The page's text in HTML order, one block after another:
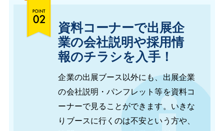
資料コーナーで出展企
業の会社説明や採用情
報のチラシを入手！
企業の出展ブース以外にも、出展企業
の会社説明・パンフレット等を資料コ
ーナーで見ることができます。いきな
りブースに行くのは不安という方や、